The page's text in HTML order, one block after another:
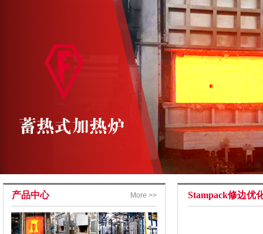
产品中心 More >> Stampack修边优